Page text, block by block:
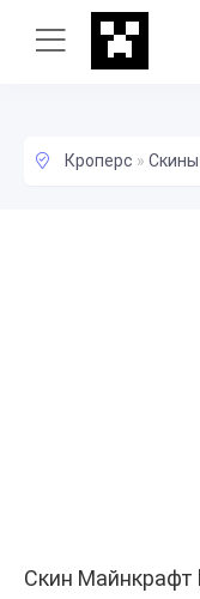
Кроперс »
Скин Майнкрафт